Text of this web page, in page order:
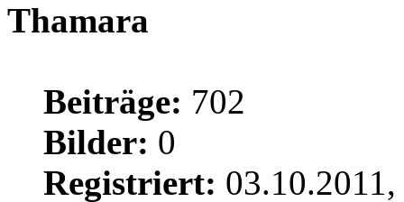
Thamara
Beiträge: 702
Bilder: 0
Registriert: